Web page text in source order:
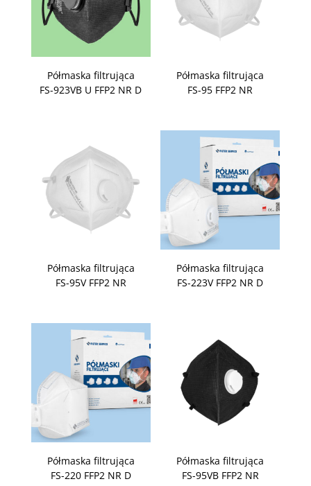
Półmaska filtrująca
FS-923VB U FFP2 NR D
Półmaska filtrująca
FS-95 FFP2 NR
Półmaska filtrująca
FS-95V FFP2 NR
Półmaska filtrująca
FS-223V FFP2 NR D
Półmaska filtrująca
FS-220 FFP2 NR D
Półmaska filtrująca
FS-95VB FFP2 NR